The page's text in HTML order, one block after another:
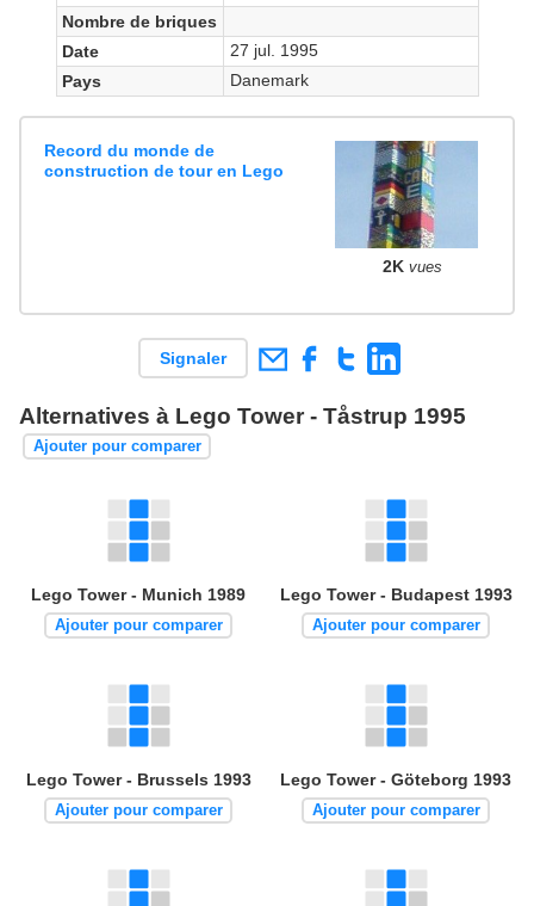
Nombre de briques
Date
27 jul. 1995
Pays
Danemark
Record du monde de
construction de tour en Lego
2K vues
Signaler
Alternatives à Lego Tower - Tåstrup 1995
Ajouter pour comparer
Lego Tower - Munich 1989
Ajouter pour comparer
Lego Tower - Budapest 1993
Ajouter pour comparer
Lego Tower - Brussels 1993
Ajouter pour comparer
Lego Tower - Göteborg 1993
Ajouter pour comparer